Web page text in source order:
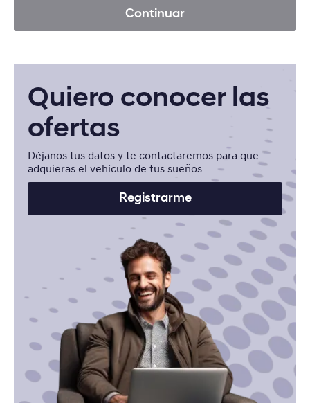
Continuar
Quiero conocer las
ofertas
Déjanos tus datos y te contactaremos para que
adquieras el vehículo de tus sueños
Registrarme